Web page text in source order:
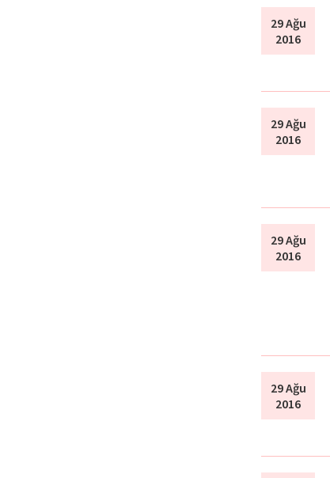
29 Ağu
2016
29 Ağu
2016
29 Ağu
2016
29 Ağu
2016